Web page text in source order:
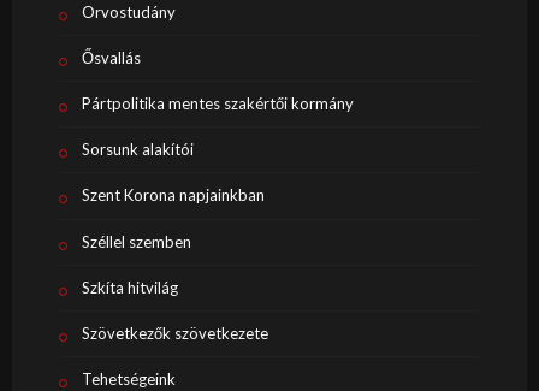
Orvostudány
Ősvallás
Pártpolitika mentes szakértői kormány
Sorsunk alakítói
Szent Korona napjainkban
Széllel szemben
Szkíta hitvilág
Szövetkezők szövetkezete
Tehetségeink